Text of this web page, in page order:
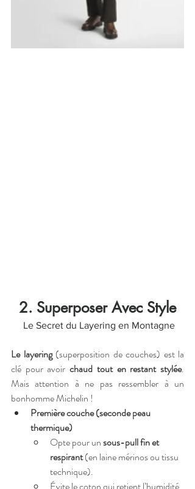
2. Superposer Avec Style
Le Secret du Layering en Montagne
Le layering (superposition de couches) est la
clé pour avoir chaud tout en restant stylée.
Mais attention à ne pas ressembler à un
bonhomme Michelin !
Première couche (seconde peau
thermique)
Opte pour un sous-pull fin et
respirant (en laine mérinos ou tissu
technique).